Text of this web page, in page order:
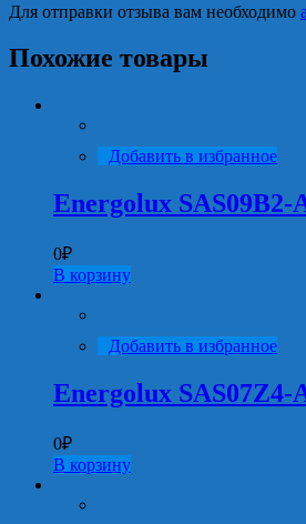
Для отправки отзыва вам необходимо
Похожие товары
Добавить в избранное
Energolux SAS09B2-
0₽
В корзину
Добавить в избранное
Energolux
0₽
В корзину